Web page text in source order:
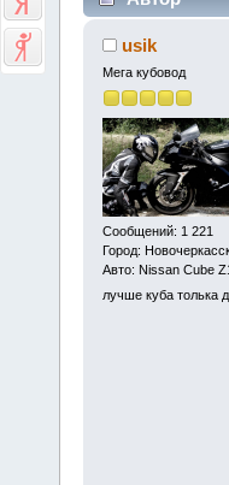
usik
Мега кубовод
Сообщений: 1 221
Город:
Авто: Nissan Cube
лучше куба толька